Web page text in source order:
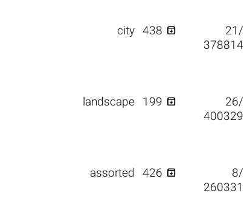
city 438 
21/
378814
landscape 199 
26/
400329
assorted 426 
8/
260331